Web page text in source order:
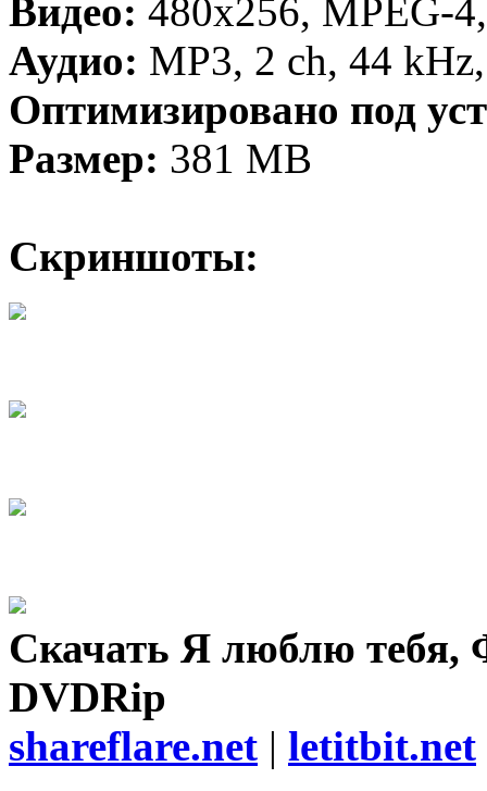
Видео: 480x256, MPEG-
Аудио: MP3, 2 ch, 44
Оптимизировано под
Размер: 381 MB
Скриншоты:
Скачать Я люблю
DVDRip
shareflare.net | letitbit.net